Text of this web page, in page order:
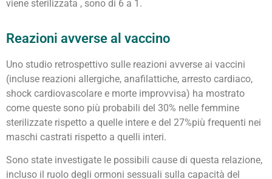
viene sterilizzata , sono di 6 a 1.
Reazioni avverse al vaccino
Uno studio retrospettivo sulle reazioni avverse ai vaccini
(incluse reazioni allergiche, anafilattiche, arresto cardiaco,
shock cardiovascolare e morte improvvisa) ha mostrato
come queste sono più probabili del 30% nelle femmine
sterilizzate rispetto a quelle intere e del 27%più frequenti nei
maschi castrati rispetto a quelli interi.
Sono state investigate le possibili cause di questa relazione,
incluso il ruolo degli ormoni sessuali sulla capacità del